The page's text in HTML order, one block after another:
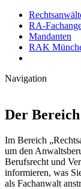
RA-
Mandanten
RAK
Navigation
Der
Im Bereich
um den
Berufsrecht und
informieren, was
als Fachanwalt